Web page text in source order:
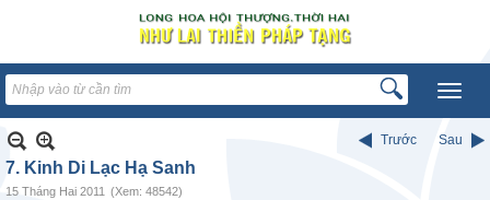
Trước Sau
7. Kinh Di Lạc Hạ Sanh
15 Tháng Hai 2011 (Xem: 48542)